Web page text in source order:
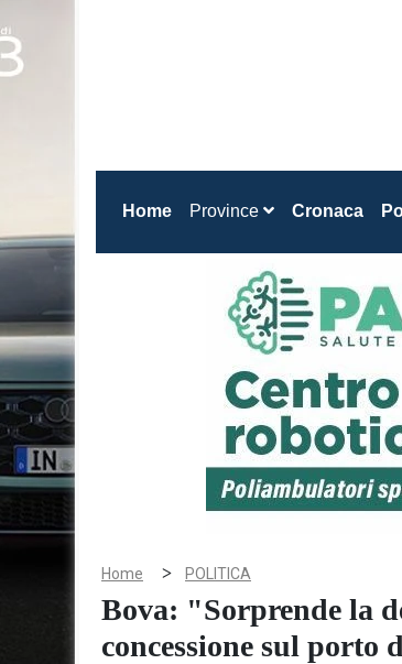
Home(current)
Province Cronaca
Home > POLITICA
Bova: "Sorprende la
concessione sul porto